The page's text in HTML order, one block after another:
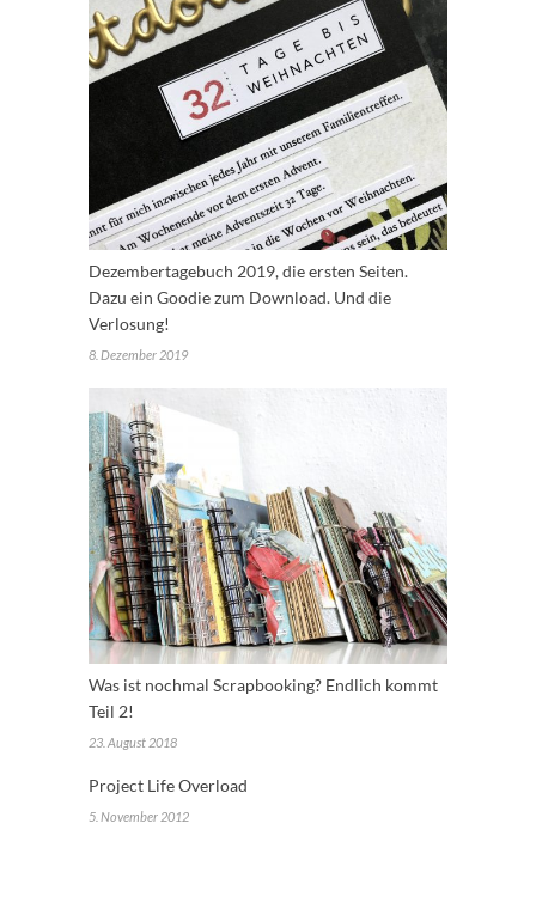
Dezembertagebuch 2019, die ersten Seiten.
Dazu ein Goodie zum Download. Und die
Verlosung!
8. Dezember 2019
Was ist nochmal Scrapbooking? Endlich kommt
Teil 2!
23. August 2018
Project Life Overload
5. November 2012